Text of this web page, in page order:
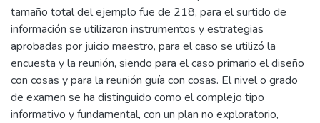
tamaño total del ejemplo fue de 218, para el surtido de
información se utilizaron instrumentos y estrategias
aprobadas por juicio maestro, para el caso se utilizó la
encuesta y la reunión, siendo para el caso primario el diseño
con cosas y para la reunión guía con cosas. El nivel o grado
de examen se ha distinguido como el complejo tipo
informativo y fundamental, con un plan no exploratorio,